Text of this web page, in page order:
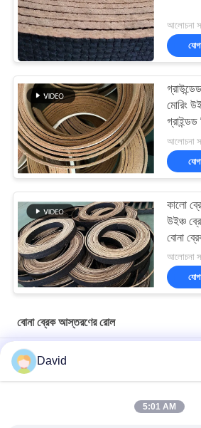
আলোচনা
মোরিং
আলোচনা
কালো
উইঞ্চ
বোনা
আলোচনা
বোনা ব্রেক আস্তরণের রোল
শিল্প মেশিনের জন্য অ্যাসবেস্ট নন বোনা ব্রেক আউটলুক
অ্যাজবেস্টম মুক্ত বোনা ব্রেক আস্তরণের রোল
ক্যাপস্টান লিফট অয়েল ড্রিলিং মেশিনের জন্য নমনীয়
David
5:01 AM